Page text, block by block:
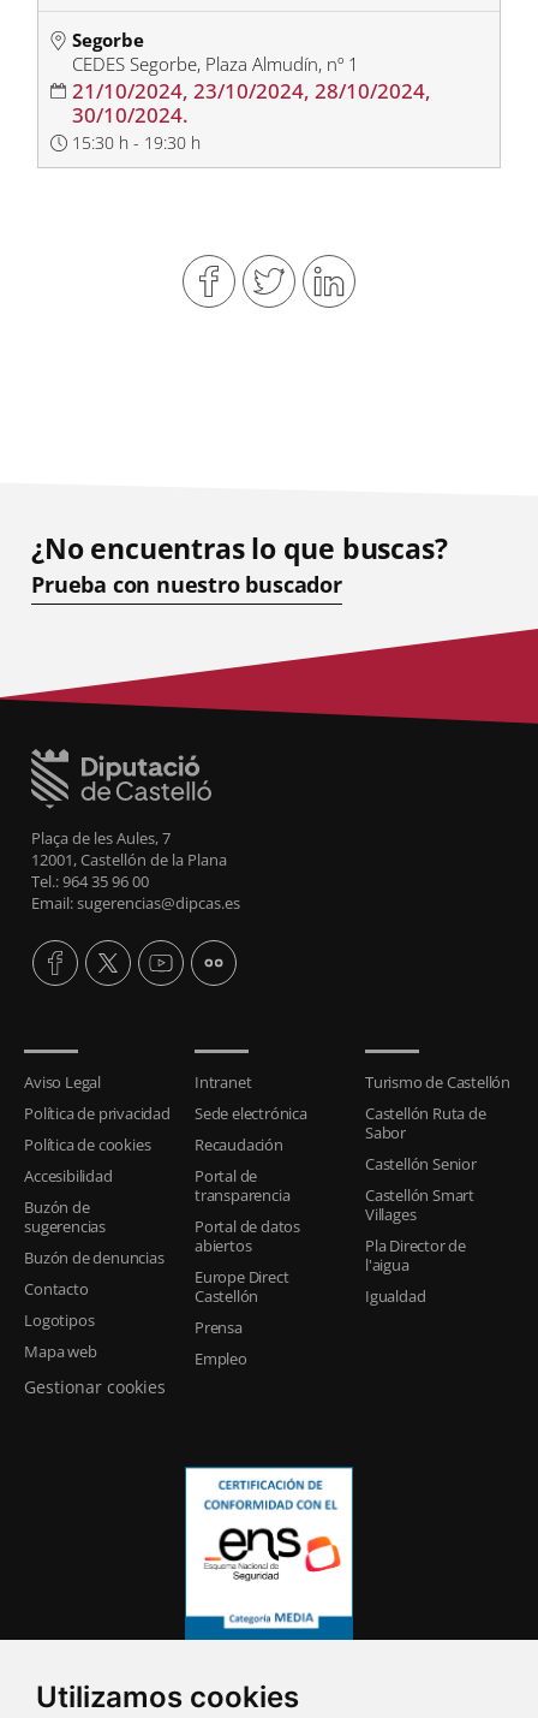
Utilizamos cookies
Segorbe
CEDES Segorbe, Plaza Almudín, nº 1
21/10/2024, 23/10/2024, 28/10/2024,
30/10/2024.
15:30 h - 19:30 h
¿No encuentras lo que buscas?
Prueba con nuestro buscador
Plaça de les Aules, 7
12001, Castellón de la Plana
Tel.: 964 35 96 00
Email: sugerencias@dipcas.es
Aviso Legal
Política de privacidad
Política de cookies
Accesibilidad
Buzón de
sugerencias
Buzón de denuncias
Contacto
Logotipos
Mapa web
Gestionar cookies
Intranet
Sede electrónica
Recaudación
Portal de
transparencia
Portal de datos
abiertos
Europe Direct
Castellón
Prensa
Empleo
Turismo de Castellón
Castellón Ruta de
Sabor
Castellón Senior
Castellón Smart
Villages
Pla Director de
l'aigua
Igualdad